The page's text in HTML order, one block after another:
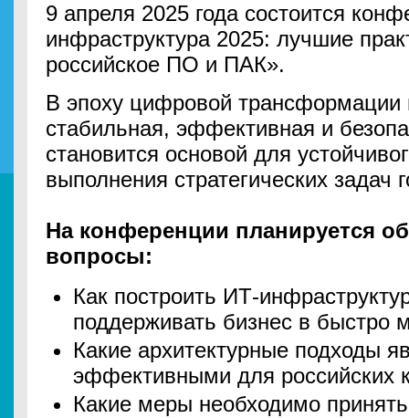
9 апреля 2025 года состоится
инфраструктура 2025: лучшие
российское ПО и ПАК».
В эпоху цифровой
стабильная, эффективная и
становится основой для
выполнения стратегических задач
На конференции планируется
вопросы:
Как построить ИТ-
поддерживать бизнес в быстро
Какие архитектурные подходы
эффективными для российских
Какие меры необходимо